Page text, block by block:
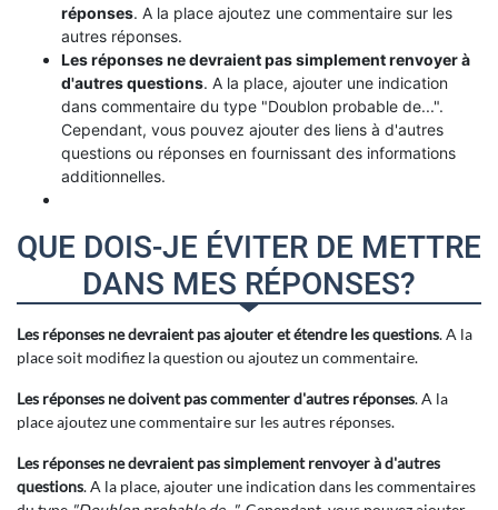
réponses. A la place ajoutez une commentaire sur les
autres réponses.
Les réponses ne devraient pas simplement renvoyer à
d'autres questions. A la place, ajouter une indication
dans commentaire du type "Doublon probable de...".
Cependant, vous pouvez ajouter des liens à d'autres
questions ou réponses en fournissant des informations
additionnelles.
QUE DOIS-JE ÉVITER DE METTRE
DANS MES RÉPONSES?
Les réponses ne devraient pas ajouter et étendre les questions. A la
place soit modifiez la question ou ajoutez un commentaire.
Les réponses ne doivent pas commenter d'autres réponses. A la
place ajoutez une commentaire sur les autres réponses.
Les réponses ne devraient pas simplement renvoyer à d'autres
questions. A la place, ajouter une indication dans les commentaires